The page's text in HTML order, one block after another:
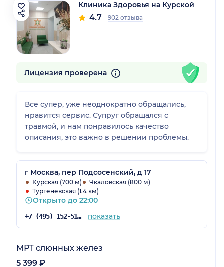
Клиника Здоровья на Курской
4.7 902 отзыва
Лицензия проверена
Все супер, уже неоднократно обращались,
нравится сервис. Супруг обращался с
травмой, и нам понравилось качество
описания, это важно в решении проблемы.
г Москва, пер Подсосенский, д 17
Курская (700 м)
Чкаловская (800 м)
Тургеневская (1.4 км)
Открыто до 22:00
+7 (495) 152-51-82 показать
МРТ слюнных желез
5 399 ₽